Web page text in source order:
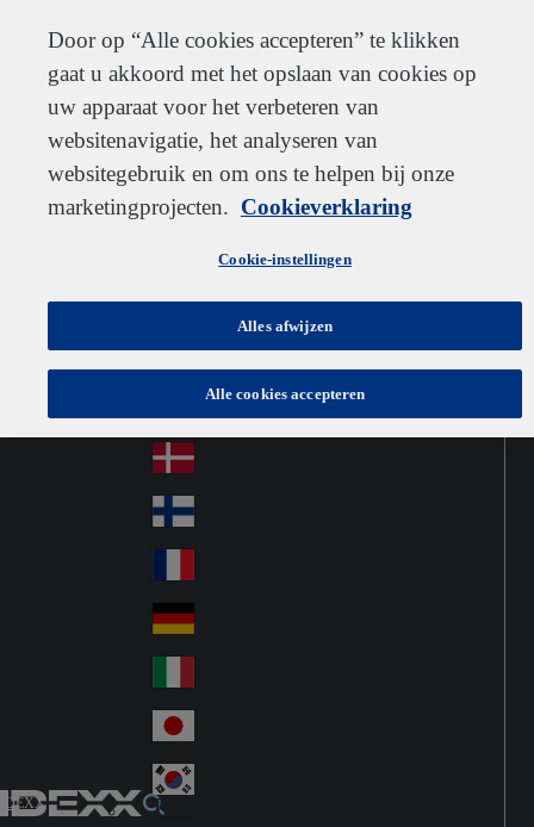
Go to home
Jump to navigation
Jump to content
Klantenservice Inschrijven Werken bij IDEXX Leveranciers
IDEXX
Netherlands
Au
str
ali
Australia
Au
azi
na
Canada
Ch
中国大陆
Cz
ec
h
Česko
De
nm
ark
Fin
d
Fra
nc
e
Ge
an
y
Ital
y
Jap
an
Ko
Door op “Alle cookies accepteren” te klikken
gaat u akkoord met het opslaan van cookies op
uw apparaat voor het verbeteren van
websitenavigatie, het analyseren van
websitegebruik en om ons te helpen bij onze
marketingprojecten. Cookieverklaring
Cookie-instellingen
Alles afwijzen
Alle cookies accepteren